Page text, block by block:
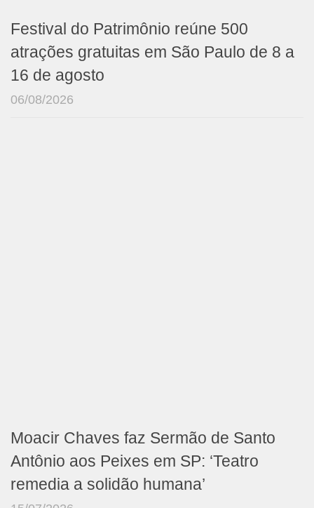
Festival do Patrimônio reúne 500
atrações gratuitas em São Paulo de 8 a
16 de agosto
06/08/2026
Moacir Chaves faz Sermão de Santo
Antônio aos Peixes em SP: ‘Teatro
remedia a solidão humana’